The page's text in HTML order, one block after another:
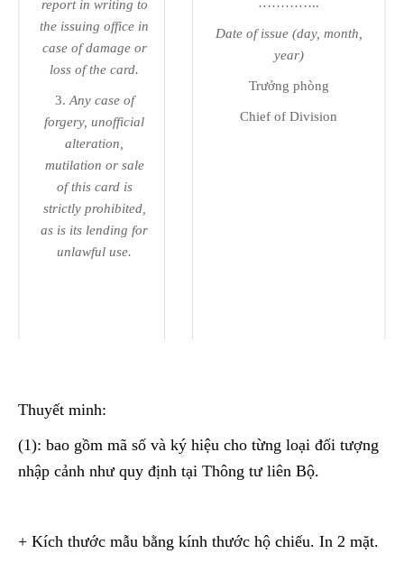
report in writing to
the issuing office in
case of damage or
loss of the card.
3. Any case of
forgery, unofficial
alteration,
mutilation or sale
of this card is
strictly prohibited,
as is its lending for
unlawful use.
Date of issue (day, month,
year)
Trưởng phòng
Chief of Division
Thuyết minh:
(1): bao gồm mã số và ký hiệu cho từng loại đối tượng
nhập cảnh như quy định tại Thông tư liên Bộ.
+ Kích thước mẫu bằng kính thước hộ chiếu. In 2 mặt.